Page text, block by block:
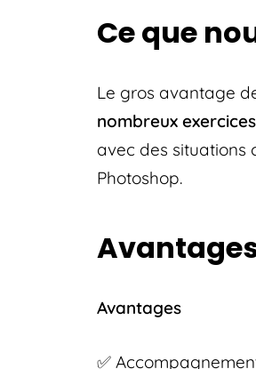
Ce que
Le gros avantage
nombreux
avec des situations
Photoshop.
Avantages
✅